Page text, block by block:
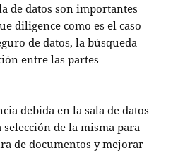
de datosson importantes
diligence como es el caso
de datos, la búsqueda
entre las partes
debida en la sala de datos
de la misma para
de documentosy mejorar